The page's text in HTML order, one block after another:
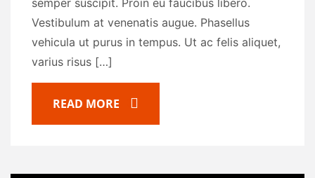
semper suscipit. Proin eu faucibus libero.
Vestibulum at venenatis augue. Phasellus
vehicula ut purus in tempus. Ut ac felis aliquet,
varius risus […]
READ MORE